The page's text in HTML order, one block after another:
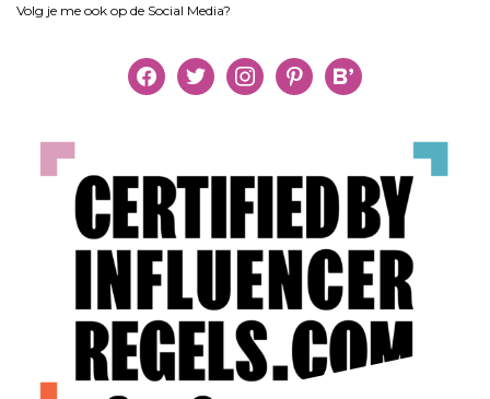
Volg je me ook op de Social Media?
facebooktwitter instagrampinterestbloglovin